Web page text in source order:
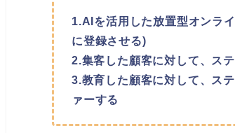
1.AIを活用した放置型オンラ
に登録させる)
2.集客した顧客に対して、ス
3.教育した顧客に対して、ス
ァーする